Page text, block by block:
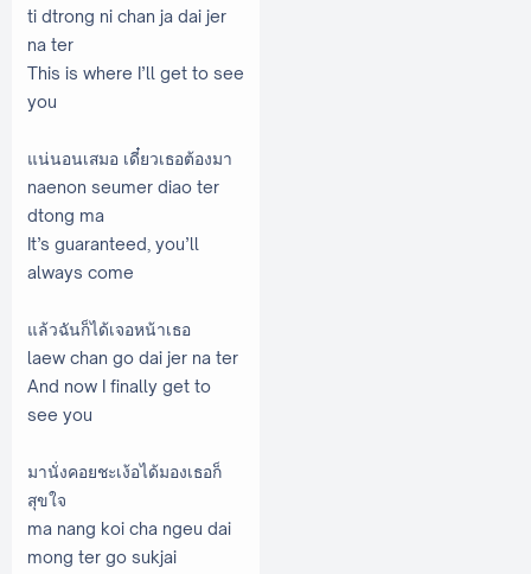
ti dtrong ni chan ja dai jer
na ter
This is where I’ll get to see
you
แน่นอนเสมอ เดี๋ยวเธอต้องมา
naenon seumer diao ter
dtong ma
It’s guaranteed, you’ll
always come
แล้วฉันก็ได้เจอหน้าเธอ
laew chan go dai jer na ter
And now I finally get to
see you
มานั่งคอยชะเง้อได้มองเธอก็
สุขใจ
ma nang koi cha ngeu dai
mong ter go sukjai